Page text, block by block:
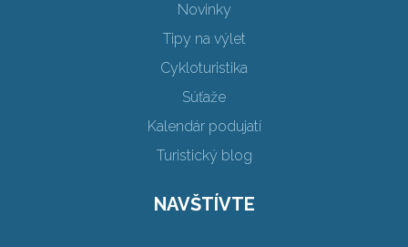
Novinky
Tipy na výlet
Cykloturistika
Súťaže
Kalendár podujatí
Turistický blog
NAVŠTÍVTE